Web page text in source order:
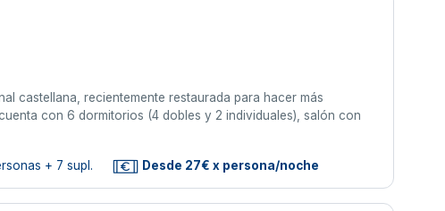
castellana, recientemente restaurada para hacer más
con 6 dormitorios (4 dobles y 2 individuales), salón con
+ 7 supl. Desde 27€ x persona/noche